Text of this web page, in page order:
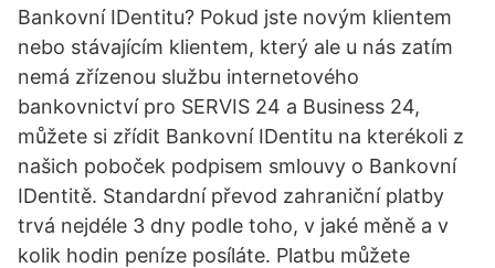
Bankovní IDentitu? Pokud jste novým klientem
nebo stávajícím klientem, který ale u nás zatím
nemá zřízenou službu internetového
bankovnictví pro SERVIS 24 a Business 24,
můžete si zřídit Bankovní IDentitu na kterékoli z
našich poboček podpisem smlouvy o Bankovní
IDentitě. Standardní převod zahraniční platby
trvá nejdéle 3 dny podle toho, v jaké měně a v
kolik hodin peníze posíláte. Platbu můžete